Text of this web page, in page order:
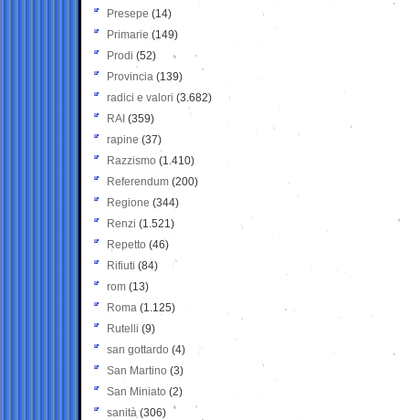
Presepe (14)
Primarie (149)
Prodi (52)
Provincia (139)
radici e valori (3.682)
RAI (359)
rapine (37)
Razzismo (1.410)
Referendum (200)
Regione (344)
Renzi (1.521)
Repetto (46)
Rifiuti (84)
rom (13)
Roma (1.125)
Rutelli (9)
san gottardo (4)
San Martino (3)
San Miniato (2)
sanità (306)